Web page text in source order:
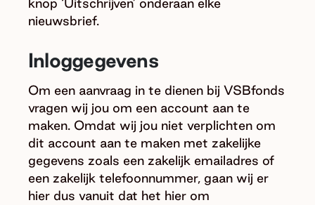
knop ‘Uitschrijven’ onderaan elke
nieuwsbrief.
Inloggegevens
Om een aanvraag in te dienen bij VSBfonds
vragen wij jou om een account aan te
maken. Omdat wij jou niet verplichten om
dit account aan te maken met zakelijke
gegevens zoals een zakelijk emailadres of
een zakelijk telefoonnummer, gaan wij er
hier dus vanuit dat het hier om